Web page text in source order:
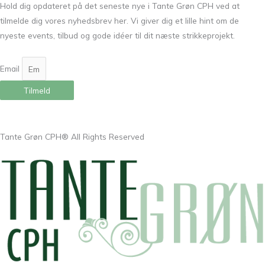
Hold dig opdateret på det seneste nye i Tante Grøn CPH ved at
tilmelde dig vores nyhedsbrev her. Vi giver dig et lille hint om de
nyeste events, tilbud og gode idéer til dit næste strikkeprojekt.
Email
Tilmeld
Tante Grøn CPH® All Rights Reserved